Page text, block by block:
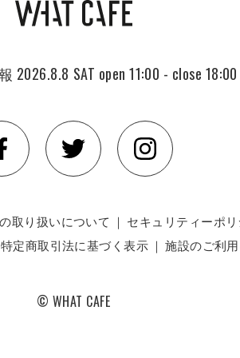
2026.8.8 SAT open 11:00 - close 18:00
取り扱いについて ｜ セキュリティーポ
特定商取引法に基づく表示 ｜施設のご利
© WHAT CAFE